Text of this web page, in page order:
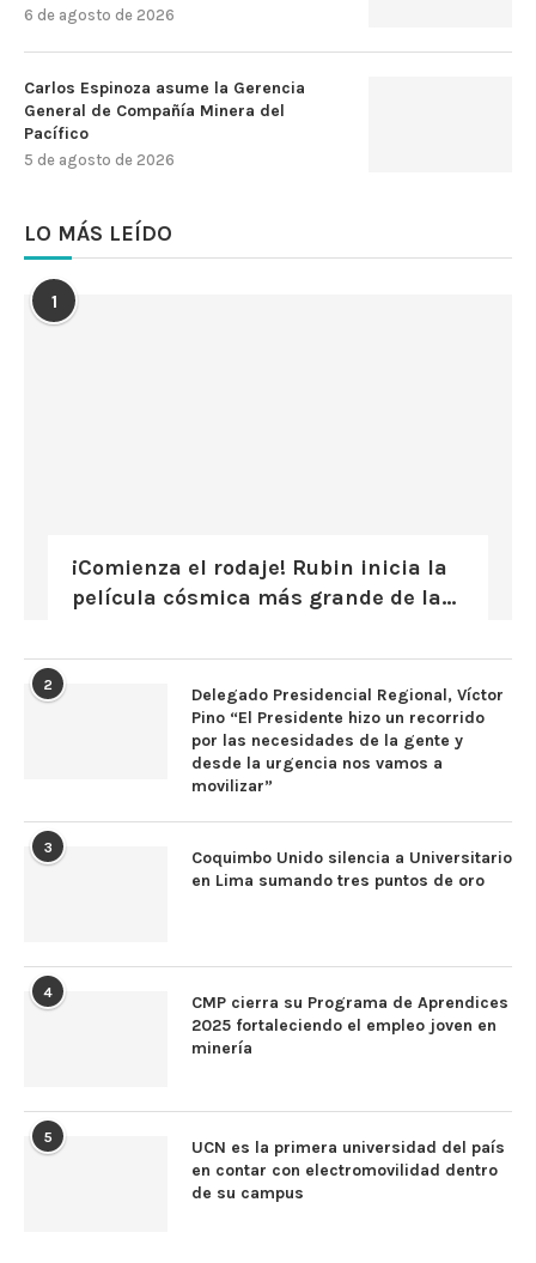
6 de agosto de 2026
Carlos Espinoza asume la Gerencia
General de Compañía Minera del
Pacífico
5 de agosto de 2026
LO MÁS LEÍDO
1
¡Comienza el rodaje! Rubin inicia la
película cósmica más grande de la...
2
Delegado Presidencial Regional, Víctor
Pino “El Presidente hizo un recorrido
por las necesidades de la gente y
desde la urgencia nos vamos a
movilizar”
3
Coquimbo Unido silencia a Universitario
en Lima sumando tres puntos de oro
4
CMP cierra su Programa de Aprendices
2025 fortaleciendo el empleo joven en
minería
5
UCN es la primera universidad del país
en contar con electromovilidad dentro
de su campus